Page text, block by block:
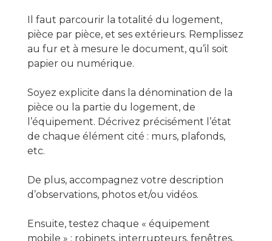
Il faut parcourir la totalité du logement,
pièce par pièce, et ses extérieurs. Remplissez
au fur et à mesure le document, qu’il soit
papier ou numérique.
Soyez explicite dans la dénomination de la
pièce ou la partie du logement, de
l’équipement. Décrivez précisément l’état
de chaque élément cité : murs, plafonds,
etc.
De plus, accompagnez votre description
d’observations, photos et/ou vidéos.
Ensuite, testez chaque « équipement
mobile » : robinets, interrupteurs, fenêtres,